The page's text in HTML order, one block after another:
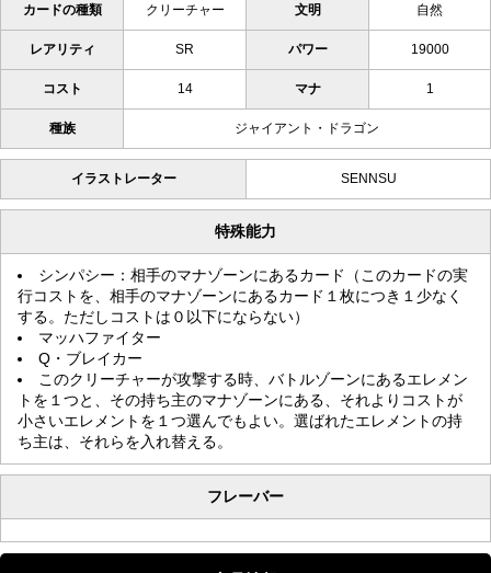
カードの種類 クリーチャー 文明 自然
レアリティ SR パワー 19000
コスト 14 マナ 1
種族 ジャイアント・ドラゴン
イラストレーター SENNSU
特殊能力
シンパシー：相手のマナゾーンにあるカード（このカードの実
行コストを、相手のマナゾーンにあるカード１枚につき１少なく
する。ただしコストは０以下にならない）
マッハファイター
Q・ブレイカー
このクリーチャーが攻撃する時、バトルゾーンにあるエレメン
トを１つと、その持ち主のマナゾーンにある、それよりコストが
小さいエレメントを１つ選んでもよい。選ばれたエレメントの持
ち主は、それらを入れ替える。
フレーバー